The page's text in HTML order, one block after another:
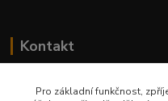
Kontakt
+420 603 411 581
Pro základní funkčnost,